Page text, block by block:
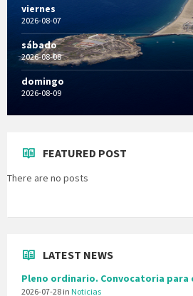
viernes
2026-08-07
sábado
2026-08-08
domingo
2026-08-09
FEATURED POST
There are no posts
LATEST NEWS
Pleno ordinario. Convocatoria para
2026-07-28 in Noticias